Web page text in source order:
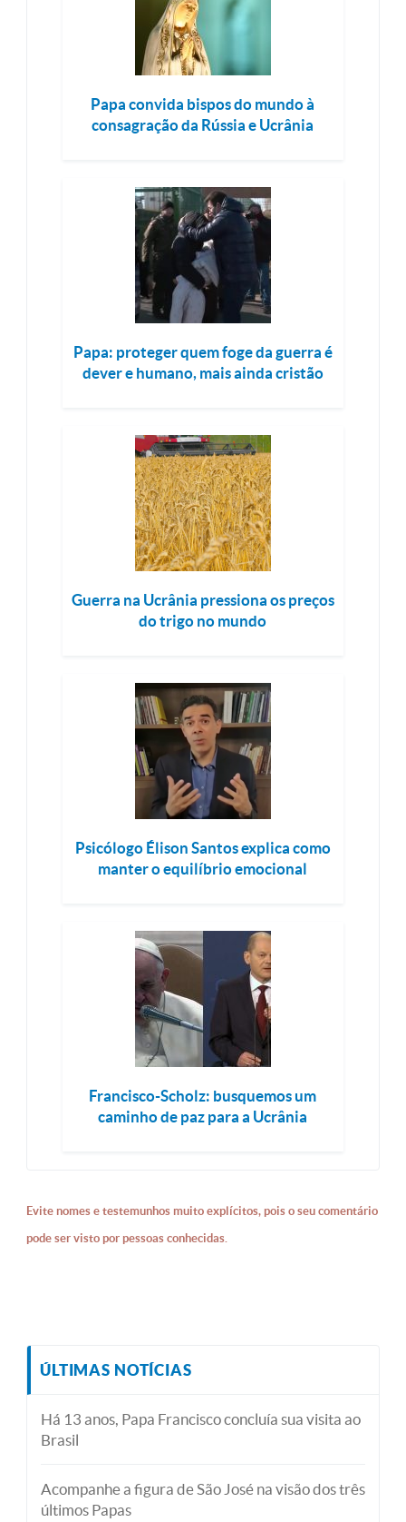
Papa convida bispos do mundo à
consagração da Rússia e Ucrânia
Papa: proteger quem foge da guerra é
dever e humano, mais ainda cristão
Guerra na Ucrânia pressiona os preços
do trigo no mundo
Psicólogo Élison Santos explica como
manter o equilíbrio emocional
Francisco-Scholz: busquemos um
caminho de paz para a Ucrânia
Evite nomes e testemunhos muito explícitos, pois o seu comentário
pode ser visto por pessoas conhecidas.
ÚLTIMAS NOTÍCIAS
Há 13 anos, Papa Francisco concluía sua visita ao
Brasil
Acompanhe a figura de São José na visão dos três
últimos Papas